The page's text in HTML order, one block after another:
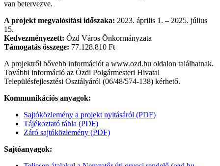
van betervezve.
A projekt megvalósítási időszaka: 2023. április 1. – 2025. július
15.
Kedvezményezett: Ózd Város Önkormányzata
Támogatás összege: 77.128.810 Ft
A projektről bővebb információt a www.ozd.hu oldalon találhatnak.
További információ az Ózdi Polgármesteri Hivatal
Településfejlesztési Osztályáról (06/48/574-138) kérhető.
Kommunikációs anyagok:
Sajtóközlemény a projekt nyitásáról (PDF)
Tájékoztató tábla (PDF)
Záró sajtóközlemény (PDF)
Sajtóanyagok: